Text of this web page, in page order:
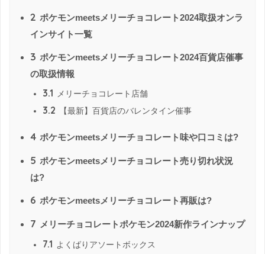
2 ポケモンmeetsメリーチョコレート2024取扱オンラ
インサイト一覧
3 ポケモンmeetsメリーチョコレート2024百貨店催事
の取扱情報
3.1 メリーチョコレート店舗
3.2 【最新】百貨店のバレンタイン催事
4 ポケモンmeetsメリーチョコレート味や口コミは?
5 ポケモンmeetsメリーチョコレート売り切れ状況
は?
6 ポケモンmeetsメリーチョコレート再販は?
7 メリーチョコレートポケモン2024新作ラインナップ
7.1 よくばりアソートボックス